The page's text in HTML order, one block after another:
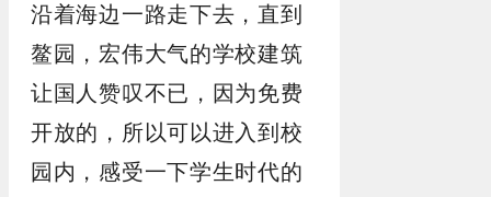
沿着海边一路走下去，直到
鳌园，宏伟大气的学校建筑
让国人赞叹不已，因为免费
开放的，所以可以进入到校
园内，感受一下学生时代的